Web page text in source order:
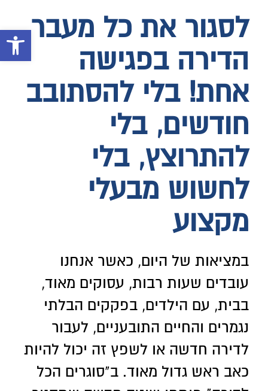
לסגור את כל מעבר
הדירה בפגישה
אחת! בלי להסתובב
חודשים, בלי
להתרוצץ, בלי
לחשוש מבעלי
מקצוע
במציאות של היום, כאשר אנחנו
עובדים שעות רבות, עסוקים מאוד,
בבית, עם הילדים, בפקקים הבלתי
נגמרים והחיים התובעניים, לעבור
לדירה חדשה או לשפץ זה יכול להיות
כאב ראש גדול מאוד. ב"סוגרים הכל